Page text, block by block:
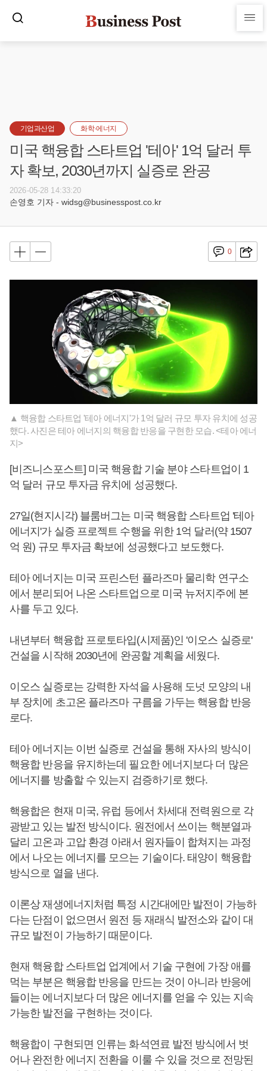
기업과산업 화학·에너지
미국 핵융합 스타트업 '테아' 1억 달러 투
자 확보, 2030년까지 실증로 완공
2026-05-28 14:33:20
손영호 기자 - widsg@businesspost.co.kr
0
▲ 핵융합 스타트업 '테아 에너지'가 1억 달러 규모 투자 유치에 성공
했다. 사진은 테아 에너지의 핵융합 반응을 구현한 모습. <테아 에너
지>
[비즈니스포스트] 미국 핵융합 기술 분야 스타트업이 1
억 달러 규모 투자금 유치에 성공했다.
27일(현지시각) 블룸버그는 미국 핵융합 스타트업 '테아
에너지'가 실증 프로젝트 수행을 위한 1억 달러(약 1507
억 원) 규모 투자금 확보에 성공했다고 보도했다.
테아 에너지는 미국 프린스턴 플라즈마 물리학 연구소
에서 분리되어 나온 스타트업으로 미국 뉴저지주에 본
사를 두고 있다.
내년부터 핵융합 프로토타입(시제품)인 '이오스 실증로'
건설을 시작해 2030년에 완공할 계획을 세웠다.
이오스 실증로는 강력한 자석을 사용해 도넛 모양의 내
부 장치에 초고온 플라즈마 구름을 가두는 핵융합 반응
로다.
테아 에너지는 이번 실증로 건설을 통해 자사의 방식이
핵융합 반응을 유지하는데 필요한 에너지보다 더 많은
에너지를 방출할 수 있는지 검증하기로 했다.
핵융합은 현재 미국, 유럽 등에서 차세대 전력원으로 각
광받고 있는 발전 방식이다. 원전에서 쓰이는 핵분열과
달리 고온과 고압 환경 아래서 원자들이 합쳐지는 과정
에서 나오는 에너지를 모으는 기술이다. 태양이 핵융합
방식으로 열을 낸다.
이론상 재생에너지처럼 특정 시간대에만 발전이 가능하
다는 단점이 없으면서 원전 등 재래식 발전소와 같이 대
규모 발전이 가능하기 때문이다.
현재 핵융합 스타트업 업계에서 기술 구현에 가장 애를
먹는 부분은 핵융합 반응을 만드는 것이 아니라 반응에
들이는 에너지보다 더 많은 에너지를 얻을 수 있는 지속
가능한 발전을 구현하는 것이다.
핵융합이 구현되면 인류는 화석연료 발전 방식에서 벗
어나 완전한 에너지 전환을 이룰 수 있을 것으로 전망된